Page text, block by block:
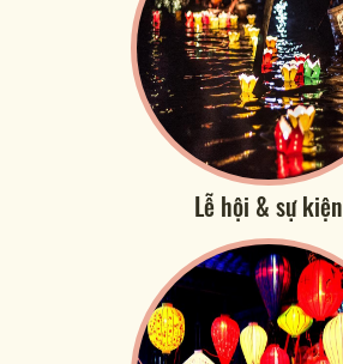
Lễ hội & sự kiện